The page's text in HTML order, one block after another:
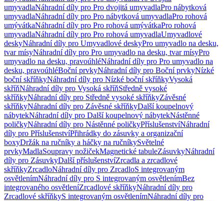
umyvadlaNáhradní díly pro Pro dvojitá umyvadlaPro nábytková
umyvadlaNáhradní díly pro Pro nábytková umyvadlaPro rohová
umývátkaNáhradní díly pro Pro rohová umývátkaPro rohová
umyvadlaNáhradní díly pro Pro rohová umyvadlaUmyvadlové
deskyNáhradní díly pro Umyvadlové deskyPro umyvadlo na desku,
tvar mísyNáhradní díly pro Pro umyvadlo na desku, tvar mísyPro
umyvadlo na desku, pravoúhléNáhradní díly pro Pro umyvadlo na
desku, pravoúhléBoční prvkyNáhradní díly pro Boční prvkyNízké
boční skříňkyNáhradní díly pro Nízké boční skříňkyVysoká
skříňNáhradní díly pro Vysoká skříňStředně vysoké
skříňkyNáhradní díly pro Středně vysoké skříňkyZávěsné
skříňkyNáhradní díly pro Závěsné skříňkyDalší koupelnový
nábytekNáhradní díly pro Další koupelnový nábytekNástěnné
poličkyNáhradní díly pro Nástěnné poličkyPříslušenstvíNáhradní
díly pro PříslušenstvíPřihrádky do zásuvky a organizační
boxyDržák na ručníky a háčky na ručníkySvětelné
prvkyMadlaSoupravy nožičekMagnetické tabuleZásuvkyNáhradní
díly pro ZásuvkyDalší příslušenstvíZrcadla a zrcadlové
skříňkyZrcadloNáhradní díly pro ZrcadloS integrovaným
osvětlenímNáhradní díly pro S integrovaným osvětlenímBez
integrovaného osvětleníZrcadlové skříňkyNáhradní díly pro
Zrcadlové skříňkyS integrovaným osvětlenímNáhradní díly pro